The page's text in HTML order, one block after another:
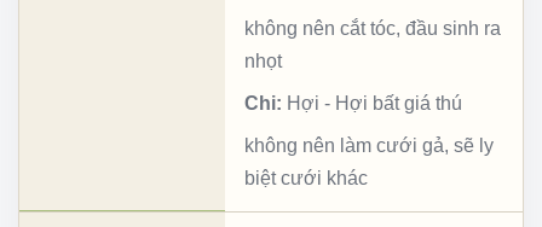
không nên cắt tóc, đầu sinh ra
nhọt
Chi: Hợi - Hợi bất giá thú
không nên làm cưới gả, sẽ ly
biệt cưới khác